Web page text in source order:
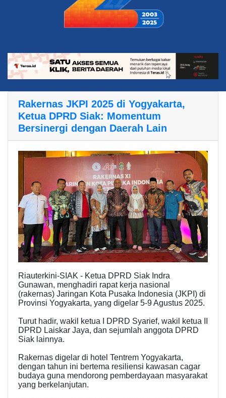
Rakernas JKPI 2025 di Yogyakarta,
Ketua DPRD Siak: Momentum
Bersinergi dengan Daerah Lain
Riauterkini-SIAK - Ketua DPRD Siak Indra
Gunawan, menghadiri rapat kerja nasional
(rakernas) Jaringan Kota Pusaka Indonesia (JKPI) di
Provinsi Yogyakarta, yang digelar 5-9 Agustus 2025.
Turut hadir, wakil ketua I DPRD Syarief, wakil ketua II
DPRD Laiskar Jaya, dan sejumlah anggota DPRD
Siak lainnya.
Rakernas digelar di hotel Tentrem Yogyakarta,
dengan tahun ini bertema resiliensi kawasan cagar
budaya guna mendorong pemberdayaan masyarakat
yang berkelanjutan.